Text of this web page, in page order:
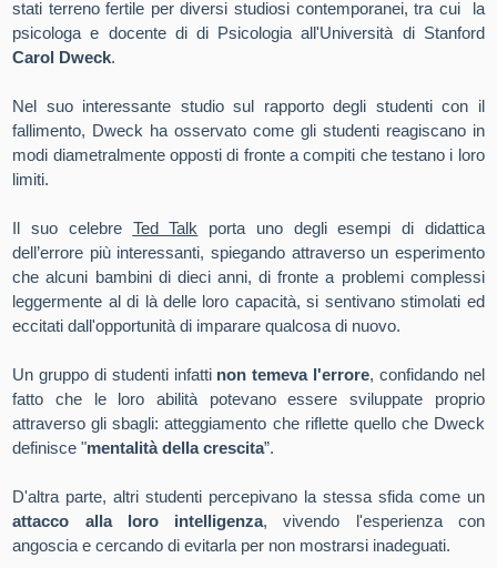
stati terreno fertile per diversi studiosi contemporanei, tra cui la
psicologa e docente di di Psicologia all'Università di Stanford
Carol Dweck.
Nel suo interessante studio sul rapporto degli studenti con il
fallimento, Dweck ha osservato come gli studenti reagiscano in
modi diametralmente opposti di fronte a compiti che testano i loro
limiti.
Il suo celebre Ted Talk porta uno degli esempi di didattica
dell’errore più interessanti, spiegando attraverso un esperimento
che alcuni bambini di dieci anni, di fronte a problemi complessi
leggermente al di là delle loro capacità, si sentivano stimolati ed
eccitati dall'opportunità di imparare qualcosa di nuovo.
Un gruppo di studenti infatti non temeva l'errore, confidando nel
fatto che le loro abilità potevano essere sviluppate proprio
attraverso gli sbagli: atteggiamento che riflette quello che Dweck
definisce "mentalità della crescita”.
D'altra parte, altri studenti percepivano la stessa sfida come un
attacco alla loro intelligenza, vivendo l'esperienza con
angoscia e cercando di evitarla per non mostrarsi inadeguati.